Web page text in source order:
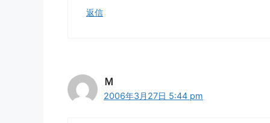
返信
Ｍ
2006年3月27日 5:44 pm